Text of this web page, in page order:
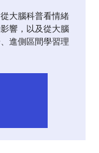
大腦科普看情緒
響，以及從大腦
進側區間學習理